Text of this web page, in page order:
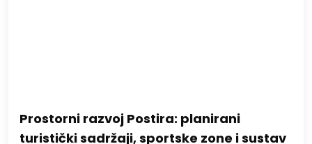
Prostorni razvoj Postira: planirani
turistički sadržaji, sportske zone i sustav